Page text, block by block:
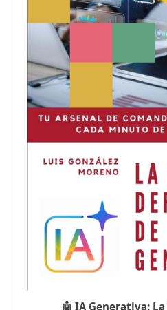
🤖 IA Generativa: